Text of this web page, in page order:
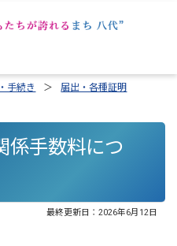
手続き
届出・各種証明
係手数料につ
最終更新日： 2026年6月12日